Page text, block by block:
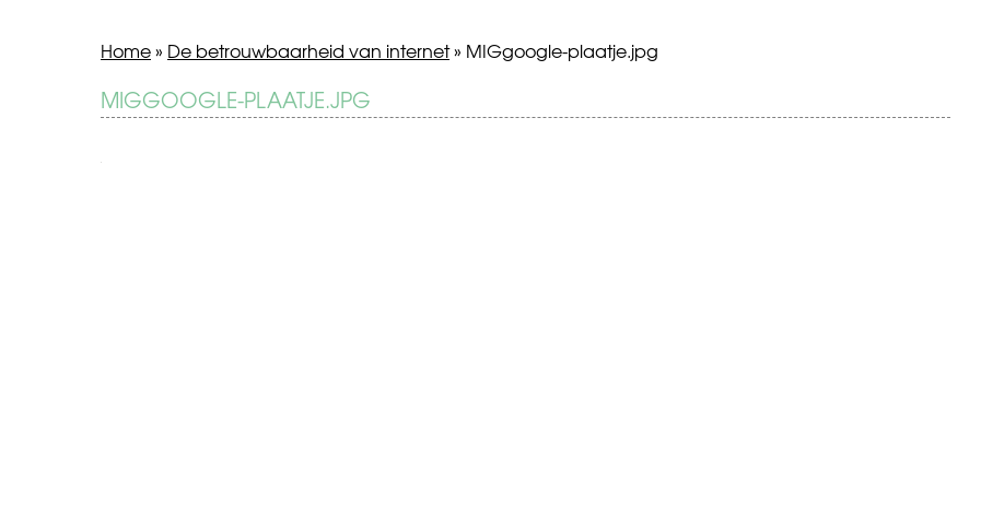
Home» De betrouwbaarheid van internet» MIGgoogle-plaatje.jpg
MIGGOOGLE-PLAATJE.JPG
BERICHT
NAVIGATIE
De
betrouwbaarheid
internet